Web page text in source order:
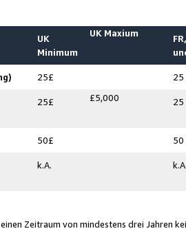
UK
Minimum
UK Maxium
25£ 25
25£ £5,000 25
50£ 50
k.A.
Zeitraum von mindestens drei Jahren